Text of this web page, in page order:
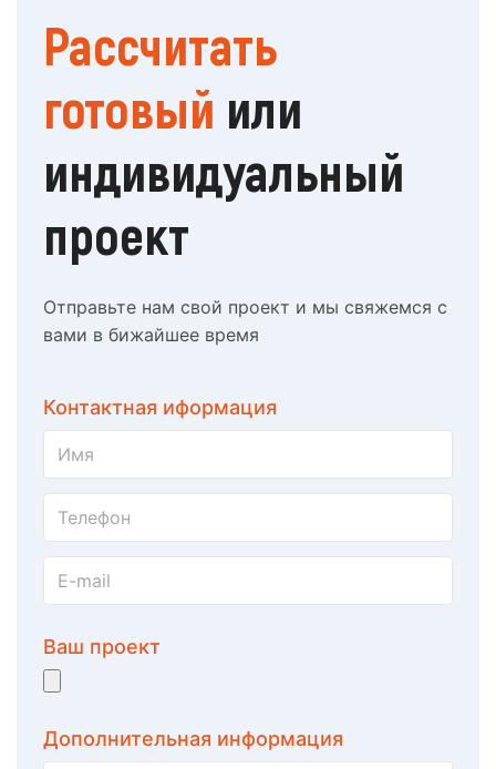
Рассчитать
готовый или
индивидуальный
проект
Отправьте нам свой проект и мы свяжемся с
вами в бижайшее время
Контактная иформация
Ваш проект
Дополнительная информация